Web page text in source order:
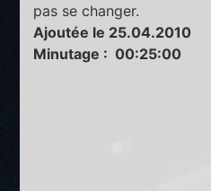
pas se changer.
Ajoutée le 25.04.2010
Minutage : 00:25:00